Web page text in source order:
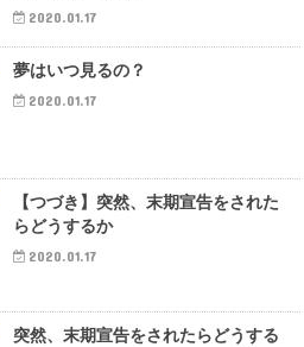
2020.01.17
夢はいつ見るの？
2020.01.17
【つづき】突然、末期宣告をされた
らどうするか
2020.01.17
突然、末期宣告をされたらどうする